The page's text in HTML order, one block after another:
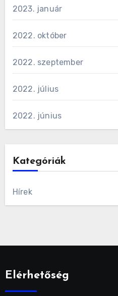
2023. január
2022. október
2022. szeptember
2022. július
2022. június
Kategóriák
Hírek
Elérhetőség